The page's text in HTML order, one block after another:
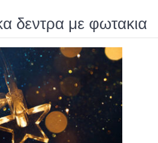
δεντρα με φωτακια